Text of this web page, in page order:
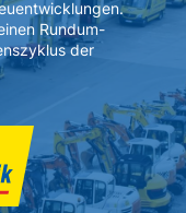
Rundum-
der